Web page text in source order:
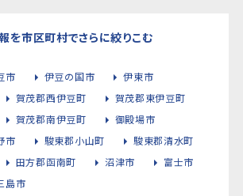
を市区町村でさらに絞りこむ
市 伊豆の国市
伊東市
賀茂郡西伊豆町
賀茂郡東伊豆町
賀茂郡南伊豆町
御殿場市
市 駿東郡小山町
駿東郡清水町
田方郡函南町 沼津市
富士市
島市